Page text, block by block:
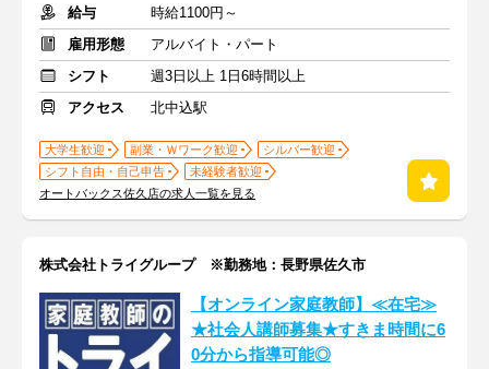
給与
時給1100円～
雇用形態
アルバイト・パート
シフト
週3日以上 1日6時間以上
アクセス
北中込駅
大学生歓迎 副業・Ｗワーク歓迎
シルバー歓迎
シフト自由・自己申告
未経験者歓迎
オートバックス佐久店の求人一覧を見る
株式会社トライグループ ※勤務地：長野県佐久市
【オンライン家庭教師】≪在宅≫
★社会人講師募集★すきま時間に6
0分から指導可能◎